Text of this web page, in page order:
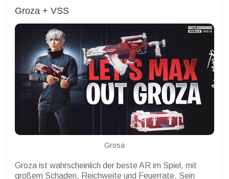
Groza + VSS
Grosa
Groza ist wahrscheinlich der beste AR im Spiel, mit
großem Schaden, Reichweite und Feuerrate. Sein